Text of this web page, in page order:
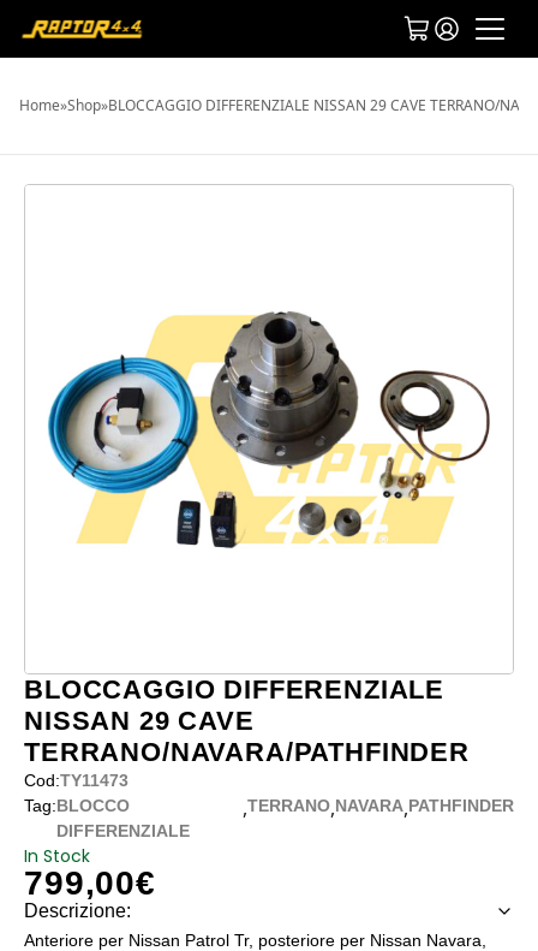
Home»Shop»BLOCCAGGIO DIFFERENZIALE NISSAN 29 CAVE TERRANO/
BLOCCAGGIO DIFFERENZIALE
NISSAN 29 CAVE
TERRANO/NAVARA/PATHFINDER
Cod:TY11473
Tag:BLOCCO
DIFFERENZIALE
,TERRANO,NAVARA,PATHFINDER
In Stock
799,00€
Descrizione:
Anteriore per Nissan Patrol Tr, posteriore per Nissan Navara,